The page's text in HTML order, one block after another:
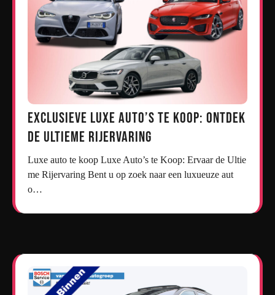
Exclusieve Luxe Auto’s te Koop: Ontdek
de Ultieme Rijervaring
Luxe auto te koop Luxe Auto’s te Koop: Ervaar de Ultie
me Rijervaring Bent u op zoek naar een luxueuze aut
o…